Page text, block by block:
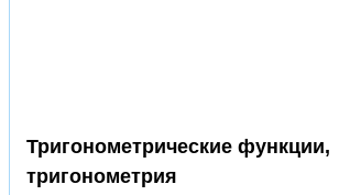
Тригонометрические функции,
тригонометрия